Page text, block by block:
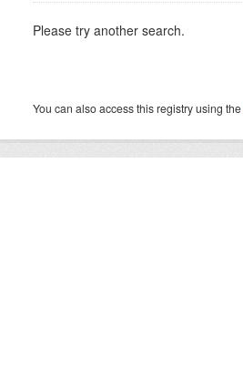
Please try another search.
You can also access this registry using the